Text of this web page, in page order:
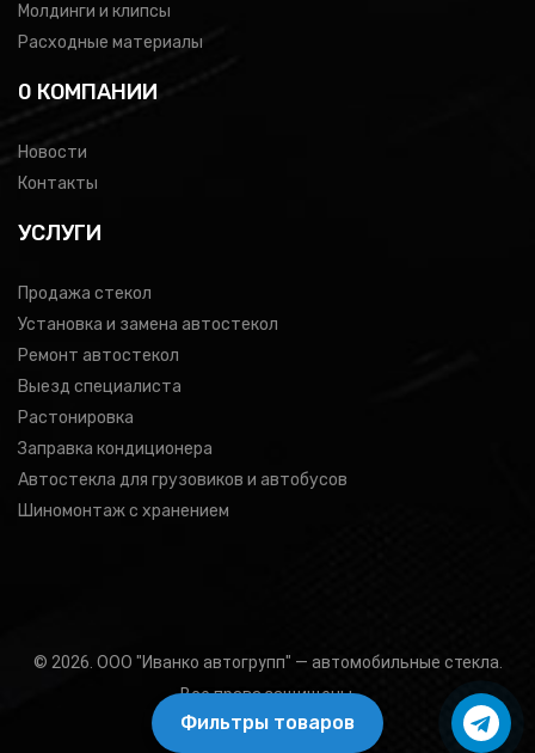
Подбор товара
Фильтры товаров
Молдинги и клипсы
Расходные материалы
0 КОМПАНИИ
Новости
Контакты
УСЛУГИ
Продажа стекол
Установка и замена автостекол
Ремонт автостекол
Выезд специалиста
Растонировка
Заправка кондиционера
Автостекла для грузовиков и автобусов
Шиномонтаж с хранением
© 2026. ООО "Иванко автогрупп" — автомобильные стекла.
Все права защищены.